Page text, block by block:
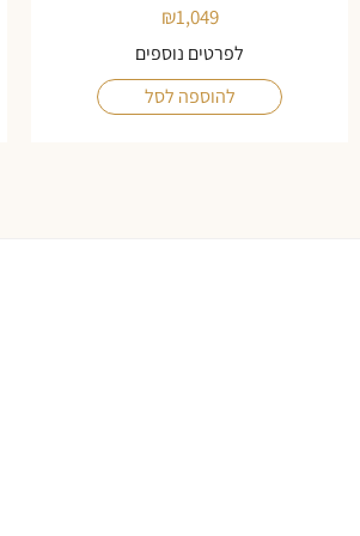
₪1,049
לפרטים נוספים
להוספה לסל